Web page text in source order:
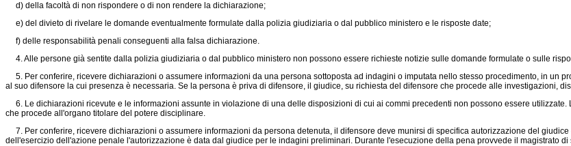
d) della facoltà di non rispondere o di non rendere la dichiarazione;
e) del divieto di rivelare le domande eventualmente formulate dalla polizia giudiziaria o dal pubblico ministero e le risposte date;
f) delle responsabilità penali conseguenti alla falsa dichiarazione.
4. Alle persone già sentite dalla polizia giudiziaria o dal pubblico ministero non possono essere richieste notizie sulle domande formulate o sulle
5. Per conferire, ricevere dichiarazioni o assumere informazioni da una persona sottoposta ad indagini o imputata nello stesso procedimento, in un
al suo difensore la cui presenza è necessaria. Se la persona è priva di difensore, il giudice, su richiesta del difensore che procede alle investigazioni,
6. Le dichiarazioni ricevute e le informazioni assunte in violazione di una delle disposizioni di cui ai commi precedenti non possono essere
che procede all'organo titolare del potere disciplinare.
7. Per conferire, ricevere dichiarazioni o assumere informazioni da persona detenuta, il difensore deve munirsi di specifica autorizzazione del
dell'esercizio dell'azione penale l'autorizzazione è data dal giudice per le indagini preliminari. Durante l'esecuzione della pena provvede il magistrato di